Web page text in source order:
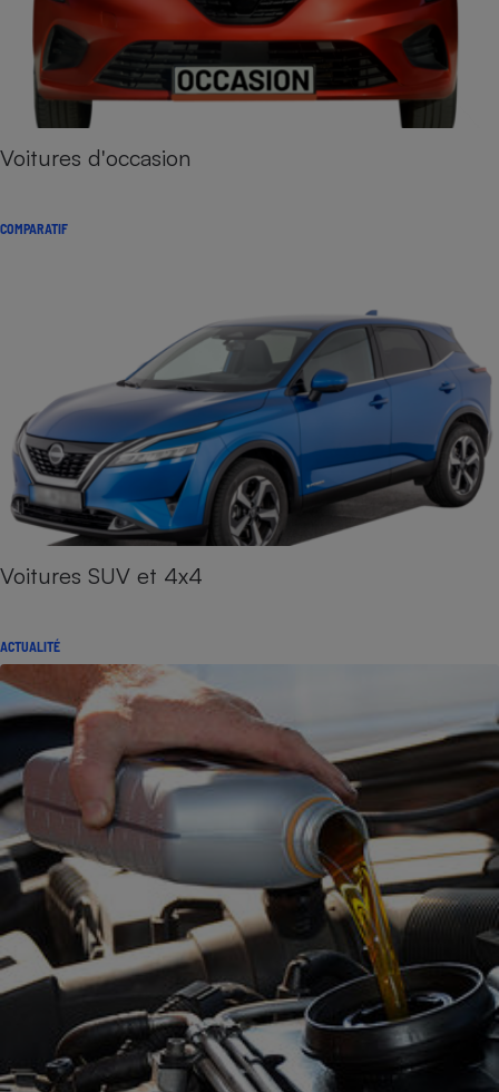
Voitures d'occasion
COMPARATIF
Voitures SUV et 4x4
ACTUALITÉ